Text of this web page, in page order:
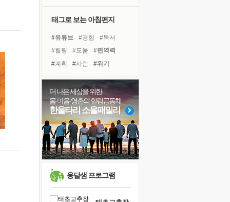
극심한 변비, 어깨결림, 수면 장애
보고 싶은 어머니
유년 시절의 부산 영도 바다
못된 꼰대들
거울 속의 나
희망이란
'모른다'는 것
귀를 열고 마음을 내어주고
태그로 보는 아침편지
#유튜브 #경험
#독서
#힐링
#도움
#면역력
#계획
#사람
#위기
#독서캠프
#링컨학교
#극복
#친구
#명상
#건강
#나눔
#바이러스
#비전캠프
#아이들
#리더
#선택
더 나은 세상을 위한
몸·마음·영혼의 힐링공동체
한울타리 소울패밀리
옹달샘 프로그램